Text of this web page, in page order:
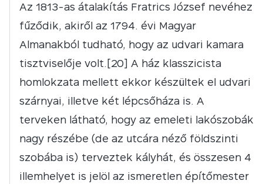
Az 1813-as átalakítás Fratrics József nevéhez
fűződik, akiről az 1794. évi Magyar
Almanakból tudható, hogy az udvari kamara
tisztviselője volt.[20] A ház klasszicista
homlokzata mellett ekkor készültek el udvari
szárnyai, illetve két lépcsőháza is. A
terveken látható, hogy az emeleti lakószobák
nagy részébe (de az utcára néző földszinti
szobába is) terveztek kályhát, és összesen 4
illemhelyet is jelöl az ismeretlen építőmester